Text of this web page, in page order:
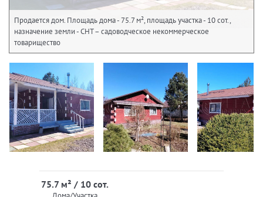
Продается дом. Площадь дома - 75.7 м², площадь участка - 10 сот.,
назначение земли - СНТ – садоводческое некоммерческое
товарищество
75.7 м² / 10 сот.